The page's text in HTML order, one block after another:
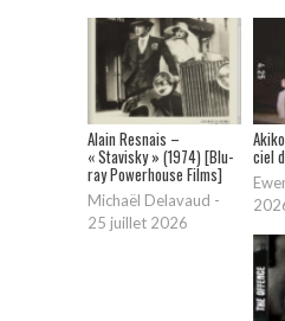
Alain Resnais –
« Stavisky » (1974) [Blu-
ray Powerhouse Films]
Michaël Delavaud -
25 juillet 2026
ciel